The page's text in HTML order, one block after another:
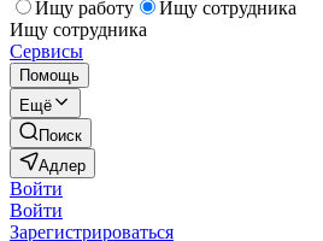
Ищу работу
Ищу сотрудника
Ищу сотрудника
Сервисы
Помощь
Ещё
Поиск
Адлер
Войти
Войти
Зарегистрироваться